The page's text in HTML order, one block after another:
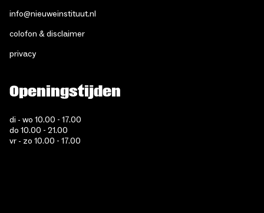
info@nieuweinstituut.nl
colofon & disclaimer
privacy
Openingstijden
di - wo 10.00 - 17.00
do 10.00 - 21.00
vr - zo 10.00 - 17.00